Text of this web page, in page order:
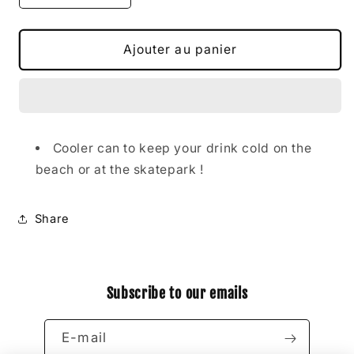
la
quantité
KOOZIE
la
quantité
de
KOOZIE
Ajouter au panier
Cooler can to keep your drink cold on the
beach or at the skatepark !
Share
Subscribe to our emails
E-mail